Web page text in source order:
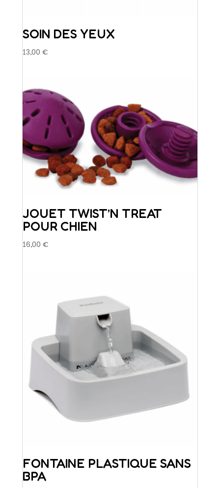
SOIN DES YEUX
13,00 €
JOUET TWIST’N TREAT
POUR CHIEN
16,00 €
FONTAINE PLASTIQUE SANS
BPA